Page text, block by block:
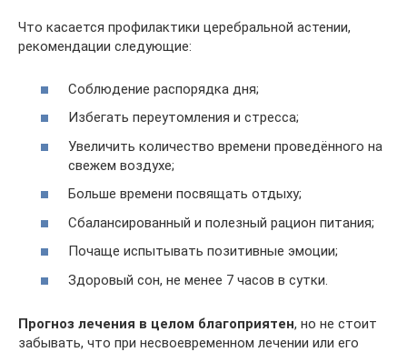
Что касается профилактики церебральной астении,
рекомендации следующие:
Соблюдение распорядка дня;
Избегать переутомления и стресса;
Увеличить количество времени проведённого на
свежем воздухе;
Больше времени посвящать отдыху;
Сбалансированный и полезный рацион питания;
Почаще испытывать позитивные эмоции;
Здоровый сон, не менее 7 часов в сутки.
Прогноз лечения в целом благоприятен, но не стоит
забывать, что при несвоевременном лечении или его